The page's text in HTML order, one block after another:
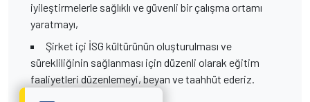
iyileştirmelerle sağlıklı ve güvenli bir çalışma ortamı
yaratmayı,
Şirket içi İSG kültürünün oluşturulması ve
sürekliliğinin sağlanması için düzenli olarak eğitim
faaliyetleri düzenlemeyi, beyan ve taahhüt ederiz.